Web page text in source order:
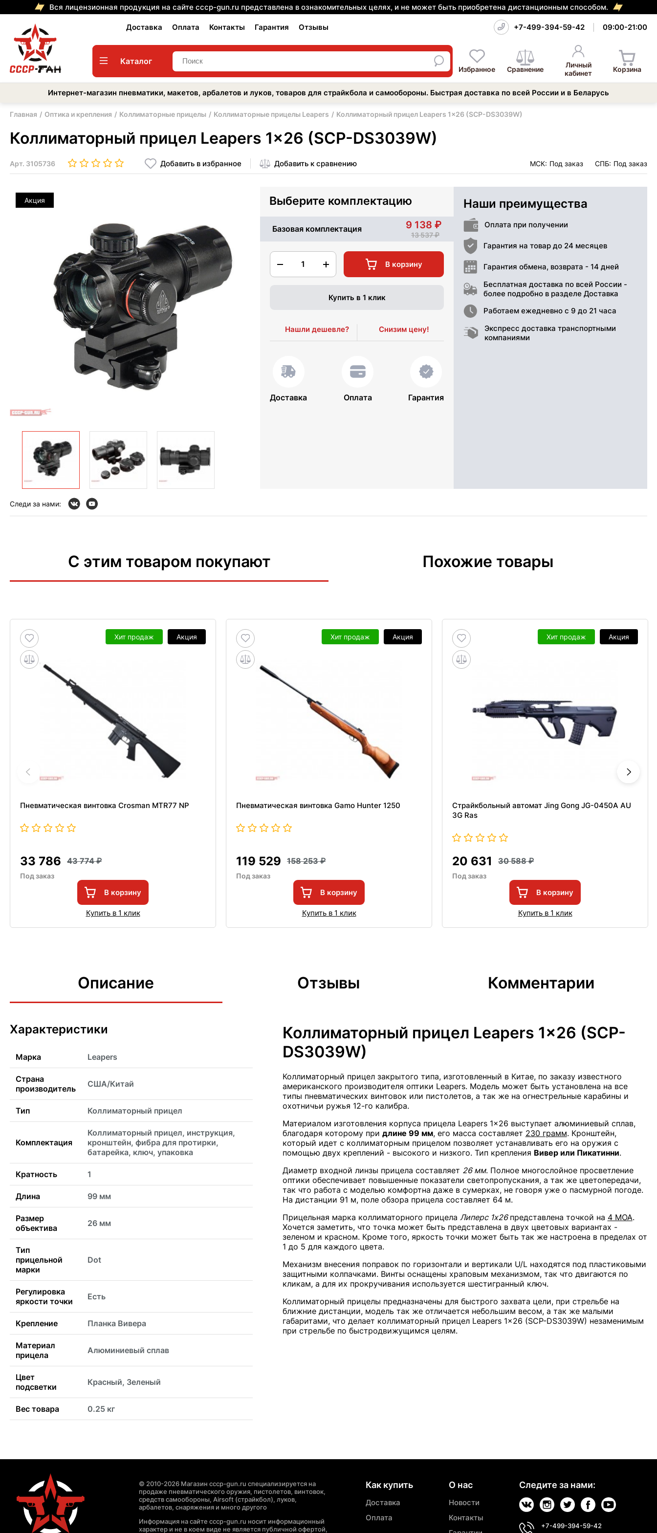
Вся лицензионная продукция на сайте cccp-gun.ru представлена в ознакомительных целях, и не может быть приобретена дистанционным способом.
Доставка Оплата Контакты Гарантия Отзывы +7-499-394-59-42 09:00-21:00
Каталог
Избранное Сравнение
Личный
кабинет
Корзина
Интернет-магазин пневматики, макетов, арбалетов и луков, товаров для страйкбола и самообороны. Быстрая доставка по всей России и в Беларусь
Главная Оптика и крепления Коллиматорные прицелы Коллиматорные прицелы Leapers Коллиматорный прицел Leapers 1x26 (SCP-DS3039W)
Коллиматорный прицел Leapers 1x26 (SCP-DS3039W)
Арт. 3105736 Добавить в избранное Добавить к сравнению МСК: Под заказ СПБ: Под заказ
Акция Выберите комплектацию
Базовая комплектация 9 138
13 537
1 В корзину
Купить в 1 клик
Нашли дешевле? Снизим цену!
Доставка Оплата Гарантия
Наши преимущества
Оплата при получении
Гарантия на товар до 24 месяцев
Гарантия обмена, возврата - 14 дней
Бесплатная доставка по всей России -
более подробно в разделе Доставка
Работаем ежедневно с 9 до 21 часа
Экспресс доставка транспортными
компаниями
Следи за нами:
С этим товаром покупают Похожие товары
Хит продаж Акция
Пневматическая винтовка Crosman MTR77 NP
33 786 43 774
Под заказ
В корзину
Купить в 1 клик
Хит продаж Акция
Пневматическая винтовка Gamo Hunter 1250
119 529 158 253
Под заказ
В корзину
Купить в 1 клик
Хит продаж Акция
Страйкбольный автомат Jing Gong JG-0450A AU
3G Ras
20 631 30 588
Под заказ
В корзину
Купить в 1 клик
Описание Отзывы Комментарии
Характеристики
Марка Leapers
Страна
производитель
США/Китай
Тип Коллиматорный прицел
Комплектация
Коллиматорный прицел, инструкция,
кронштейн, фибра для протирки,
батарейка, ключ, упаковка
Кратность 1
Длина 99 мм
Размер
объектива
26 мм
Тип
прицельной
марки
Dot
Регулировка
яркости точки
Есть
Крепление Планка Вивера
Материал
прицела
Алюминиевый сплав
Цвет
подсветки
Красный, Зеленый
Вес товара 0.25 кг
Коллиматорный прицел Leapers 1x26 (SCP-
DS3039W)
Коллиматорный прицел закрытого типа, изготовленный в Китае, по заказу известного
американского производителя оптики Leapers. Модель может быть установлена на все
типы пневматических винтовок или пистолетов, а так же на огнестрельные карабины и
охотничьи ружья 12-го калибра.
Материалом изготовления корпуса прицела Leapers 1x26 выступает алюминиевый сплав,
благодаря которому при длине 99 мм, его масса составляет 230 грамм. Кронштейн,
который идет с коллиматорным прицелом позволяет устанавливать его на оружия с
помощью двух креплений - высокого и низкого. Тип крепления Вивер или Пикатинни.
Диаметр входной линзы прицела составляет 26 мм. Полное многослойное просветление
оптики обеспечивает повышенные показатели светопропускания, а так же цветопередачи,
так что работа с моделью комфортна даже в сумерках, не говоря уже о пасмурной погоде.
На дистанции 91 м, поле обзора прицела составляет 64 м.
Прицельная марка коллиматорного прицела Липерс 1х26 представлена точкой на 4 MOA.
Хочется заметить, что точка может быть представлена в двух цветовых вариантах -
зеленом и красном. Кроме того, яркость точки может быть так же настроена в пределах от
1 до 5 для каждого цвета.
Механизм внесения поправок по горизонтали и вертикали U/L находятся под пластиковыми
защитными колпачками. Винты оснащены храповым механизмом, так что двигаются по
кликам, а для их прокручивания используется шестигранный ключ.
Коллиматорный прицелы предназначены для быстрого захвата цели, при стрельбе на
ближние дистанции, модель так же отличается небольшим весом, а так же малыми
габаритами, что делает коллиматорный прицел Leapers 1x26 (SCP-DS3039W) незаменимым
при стрельбе по быстродвижущимся целям.
© 2010-2026 Магазин cccp-gun.ru специализируется на
продаже пневматического оружия, пистолетов, винтовок,
средств самообороны, Airsoft (страйкбол), луков,
арбалетов, снаряжения и много другого
Информация на сайте cccp-gun.ru носит информационный
характер и не в коем виде не является публичной офертой,
Как купить
Доставка
Оплата
О нас
Новости
Контакты
Следите за нами:
+7-499-394-59-42